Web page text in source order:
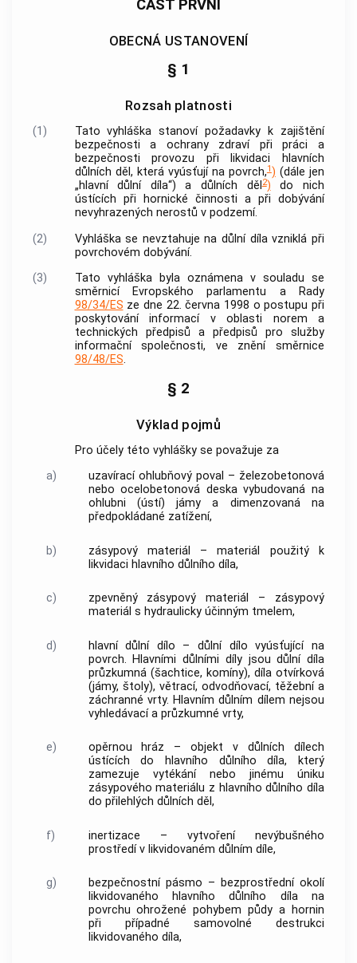
ČÁST PRVNÍ
OBECNÁ USTANOVENÍ
§ 1
Rozsah platnosti
(1)
Tato vyhláška stanoví požadavky k zajištění
bezpečnosti a ochrany zdraví při práci a
bezpečnosti provozu při likvidaci hlavních
důlních děl, která vyúsťují na povrch,1) (dále jen
„hlavní důlní díla“) a důlních děl2) do nich
ústících při hornické činnosti a při dobývání
nevyhrazených nerostů v podzemí.
(2)
Vyhláška se nevztahuje na důlní díla vzniklá při
povrchovém dobývání.
(3)
Tato vyhláška byla oznámena v souladu se
směrnicí Evropského parlamentu a Rady
98/34/ES ze dne 22. června 1998 o postupu při
poskytování informací v oblasti norem a
technických předpisů a předpisů pro služby
informační společnosti, ve znění směrnice
98/48/ES.
§ 2
Výklad pojmů
Pro účely této vyhlášky se považuje za
a)
uzavírací ohlubňový poval – železobetonová
nebo ocelobetonová deska vybudovaná na
ohlubni (ústí) jámy a dimenzovaná na
předpokládané zatížení,
b)
zásypový materiál – materiál použitý k
likvidaci hlavního důlního díla,
c)
zpevněný zásypový materiál – zásypový
materiál s hydraulicky účinným tmelem,
d)
hlavní důlní dílo – důlní dílo vyúsťující na
povrch. Hlavními důlními díly jsou důlní díla
průzkumná (šachtice, komíny), díla otvírková
(jámy, štoly), větrací, odvodňovací, těžební a
záchranné vrty. Hlavním důlním dílem nejsou
vyhledávací a průzkumné vrty,
e)
opěrnou hráz – objekt v důlních dílech
ústících do hlavního důlního díla, který
zamezuje vytékání nebo jinému úniku
zásypového materiálu z hlavního důlního díla
do přilehlých důlních děl,
f)
inertizace – vytvoření nevýbušného
prostředí v likvidovaném důlním díle,
g)
bezpečnostní pásmo – bezprostřední okolí
likvidovaného hlavního důlního díla na
povrchu ohrožené pohybem půdy a hornin
při případné samovolné destrukci
likvidovaného díla,